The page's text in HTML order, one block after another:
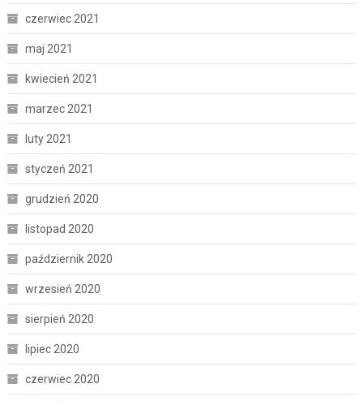
czerwiec 2021
maj 2021
kwiecień 2021
marzec 2021
luty 2021
styczeń 2021
grudzień 2020
listopad 2020
październik 2020
wrzesień 2020
sierpień 2020
lipiec 2020
czerwiec 2020